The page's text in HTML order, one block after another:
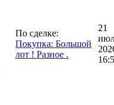
По сделке:
Покупка: Большой
лот ! Разное .
21